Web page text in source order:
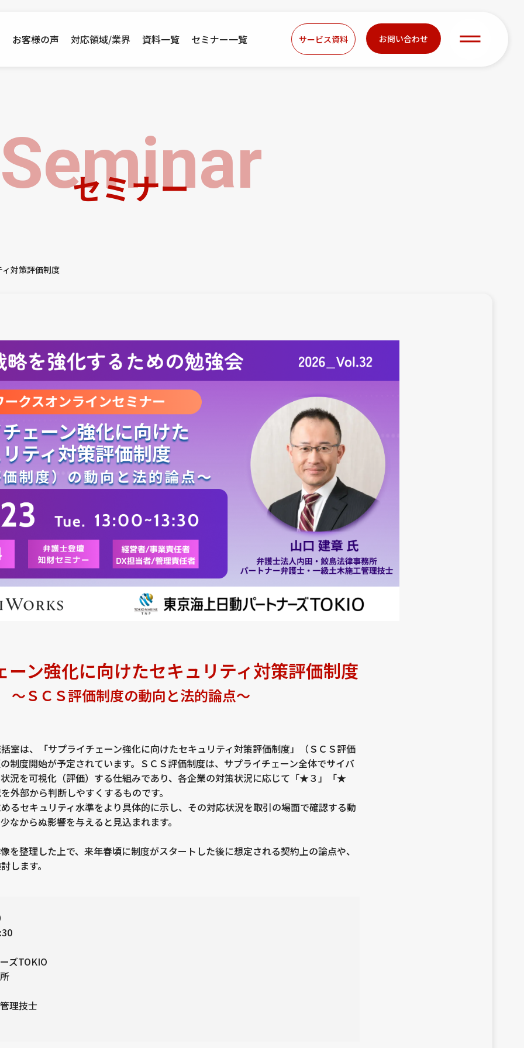
お客様の声 対応領域/業界 資料一覧 セミナー一覧 サービス資料 お問い合わせ
セミナー
Seminar
対策評価制度
ーン強化に向けたセキュリティ対策評価制度
～ＳＣＳ評価制度の動向と法的論点～
室は、「サプライチェーン強化に向けたセキュリティ対策評価制度」（ＳＣＳ評価
制度開始が予定されています。ＳＣＳ評価制度は、サプライチェーン全体でサイバ
況を可視化（評価）する仕組みであり、各企業の対策状況に応じて「★３」「★
外部から判断しやすくするものです。
るセキュリティ水準をより具体的に示し、その対応状況を取引の場面で確認する動
からぬ影響を与えると見込まれます。
を整理した上で、来年春頃に制度がスタートした後に想定される契約上の論点や、
します。
TOKIO
技士